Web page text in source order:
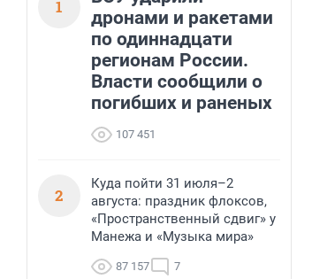
1
дронами и ракетами
по одиннадцати
регионам России.
Власти сообщили о
погибших и раненых
107 451
2
Куда пойти 31 июля–2
августа: праздник флоксов,
«Пространственный сдвиг» у
Манежа и «Музыка мира»
87 157 7